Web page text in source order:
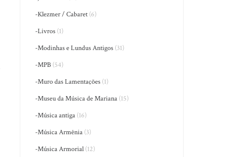
-Klezmer / Cabaret (6)
-Livros (1)
-Modinhas e Lundus Antigos (31)
-MPB (54)
-Muro das Lamentações (1)
-Museu da Música de Mariana (15)
-Música antiga (16)
-Música Armênia (3)
-Música Armorial (12)